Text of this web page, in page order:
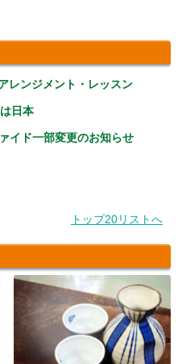
レンジメント・レッスン
日本
イド一部変更のお知らせ
トップ20リストへ